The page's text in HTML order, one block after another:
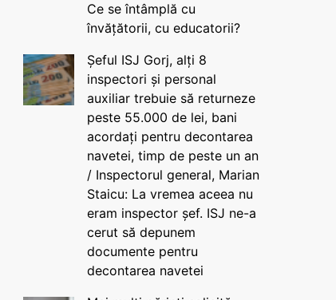
Ce se întâmplă cu
învățătorii, cu educatorii?
Șeful ISJ Gorj, alți 8
inspectori și personal
auxiliar trebuie să returneze
peste 55.000 de lei, bani
acordați pentru decontarea
navetei, timp de peste un an
/ Inspectorul general, Marian
Staicu: La vremea aceea nu
eram inspector șef. ISJ ne-a
cerut să depunem
documente pentru
decontarea navetei